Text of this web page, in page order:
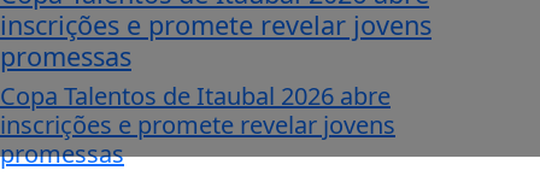
inscrições e promete revelar jovens
promessas
Copa Talentos de Itaubal 2026 abre
inscrições e promete revelar jovens
promessas